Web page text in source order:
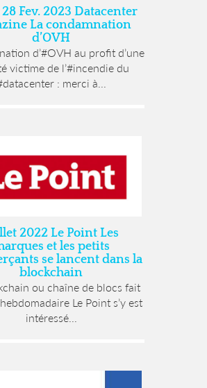
Fev. 2023 Datacenter
La condamnation
d’OVH
d’#OVH au profit d’une
victime de l’#incendie du
: merci à...
2022 Le Point Les
et les petits
se lancent dans la
blockchain
ou chaîne de blocs fait
Le Point s’y est
intéressé...